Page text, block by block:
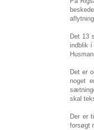
Det 13
indblik i
Det er
noget
skal
Der er
forsøgt